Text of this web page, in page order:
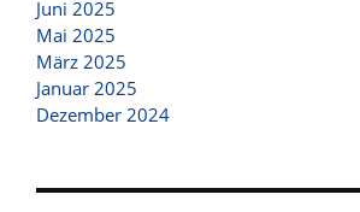
Juni 2025
Mai 2025
März 2025
Januar 2025
Dezember 2024